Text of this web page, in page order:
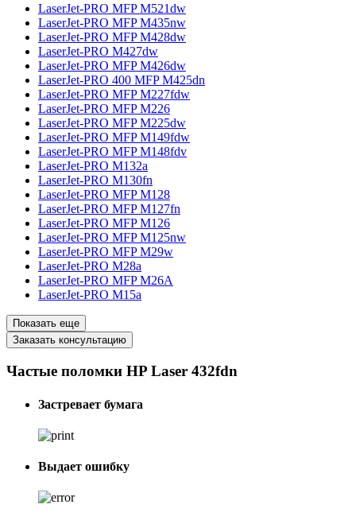
LaserJet-PRO MFP M521dw
LaserJet-PRO MFP M435nw
LaserJet-PRO MFP M428dw
LaserJet-PRO M427dw
LaserJet-PRO MFP M426dw
LaserJet-PRO 400 MFP M425dn
LaserJet-PRO MFP M227fdw
LaserJet-PRO MFP M226
LaserJet-PRO MFP M225dw
LaserJet-PRO MFP M149fdw
LaserJet-PRO MFP M148fdv
LaserJet-PRO M132a
LaserJet-PRO M130fn
LaserJet-PRO MFP M128
LaserJet-PRO MFP M127fn
LaserJet-PRO MFP M126
LaserJet-PRO MFP M125nw
LaserJet-PRO MFP M29w
LaserJet-PRO M28a
LaserJet-PRO MFP M26A
LaserJet-PRO M15a
Показать еще
Заказать консультацию
Частые поломки HP Laser 432fdn
Застревает бумага
Выдает ошибку